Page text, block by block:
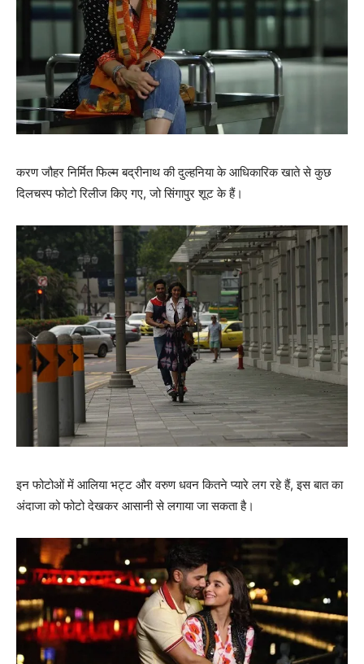
करण जौहर निर्मित फिल्‍म बद्रीनाथ की दुल्‍हनिया के आधिकारिक खाते से कुछ
दिलचस्‍प फोटो रिलीज किए गए, जो सिंगापुर शूट के हैं।
इन फोटोओं में आलिया भट्ट और वरुण धवन कितने प्‍यारे लग रहे हैं, इस बात का
अंदाजा को फोटो देखकर आसानी से लगाया जा सकता है।